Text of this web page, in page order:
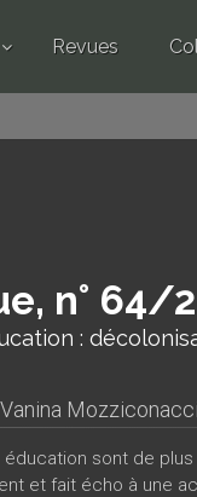
Revues
n° 64/
:
Vanina Mozziconacci
sont de
et fait écho à une